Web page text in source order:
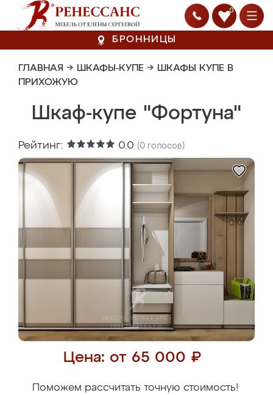
0
БРОННИЦЫ
ГЛАВНАЯ → ШКАФЫ-КУПЕ → ШКАФЫ КУПЕ В
ПРИХОЖУЮ
Шкаф-купе "Фортуна"
Рейтинг: 0.0 (0 голосов)
Цена: от 65 000 ₽
Поможем рассчитать точную стоимость!